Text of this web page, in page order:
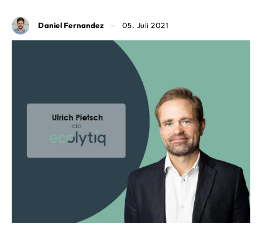
Daniel Fernandez 05. Juli 2021